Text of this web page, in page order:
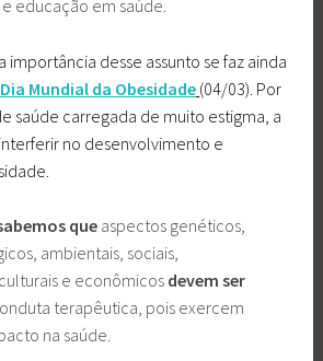
educação em saúde.
a importância desse assunto se faz ainda
Dia Mundial da Obesidade (04/03). Por
saúde carregada de muito estigma, a
no desenvolvimento e
queaspectos genéticos,
ambientais, sociais,
e econômicos devem ser
terapêutica, pois exercem
na saúde.